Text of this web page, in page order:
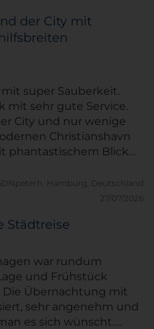
der City mit
super Sauberkeit.
mit sehr gute Service.
City und nur wenige
Christianshavn
phantastischem Blick
Malmö.
Hamburg, Deutschland
27/07/2026
Städtreise
war rundum
und Frühstück
Die Übernachtung mit
sehr angenehm und
es sich wünscht.